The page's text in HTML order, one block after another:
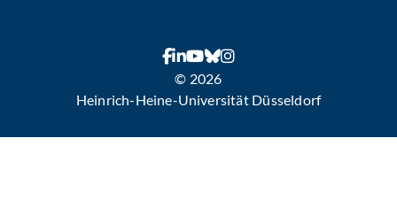
© 2026
Heinrich-Heine-Universität Düsseldorf